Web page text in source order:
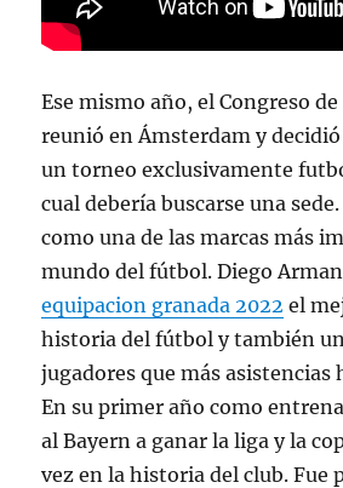
Ese mismo año, el Congreso de
reunió en Ámsterdam y
un torneo exclusivamente
cual debería buscarse una
como una de las marcas más
mundo del fútbol. Diego
equipacion granada 2022 el
historia del fútbol y también
jugadores que más asistencias
En su primer año como
al Bayern a ganar la liga y la
vez en la historia del club. Fue